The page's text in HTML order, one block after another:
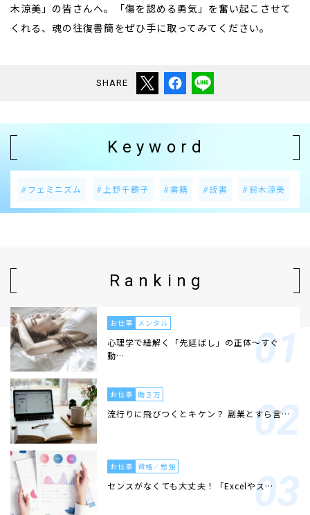
木涼美」の皆さんへ。「傷を認める勇気」を奮い起こさせて
くれる、魂の往復書簡をぜひ手に取ってみてください。
SHARE
Keyword
フェミニズム 上野千鶴子 書籍 読書 鈴木涼美
Ranking
お仕事 メンタル
心理学で紐解く「先延ばし」の正体〜すぐ
動…
お仕事 働き方
流行りに飛びつくとキケン？ 副業とすら言…
お仕事 資格／勉強
センスがなくても大丈夫！「Excelやス…